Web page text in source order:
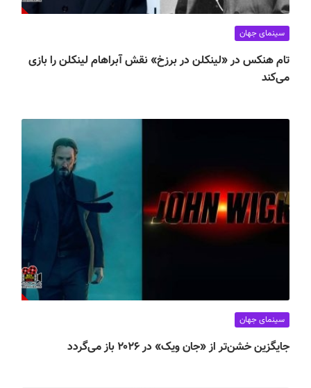
سینمای جهان
تام هنکس در «لینکلن در برزخ» نقش آبراهام لینکلن را بازی
می‌کند
سینمای جهان
جایگزین خشن‌تر از «جان ویک» در ۲۰۲۶ باز می‌گردد